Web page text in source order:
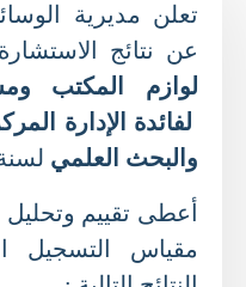
تعلن مديرية
عن نتائج الاستشارة رقم 04
لوازم المكتب
لفائدة الإدارة
والبحث العلمي لسنة 2023.
أعطى تقييم
مقياس التسجيل